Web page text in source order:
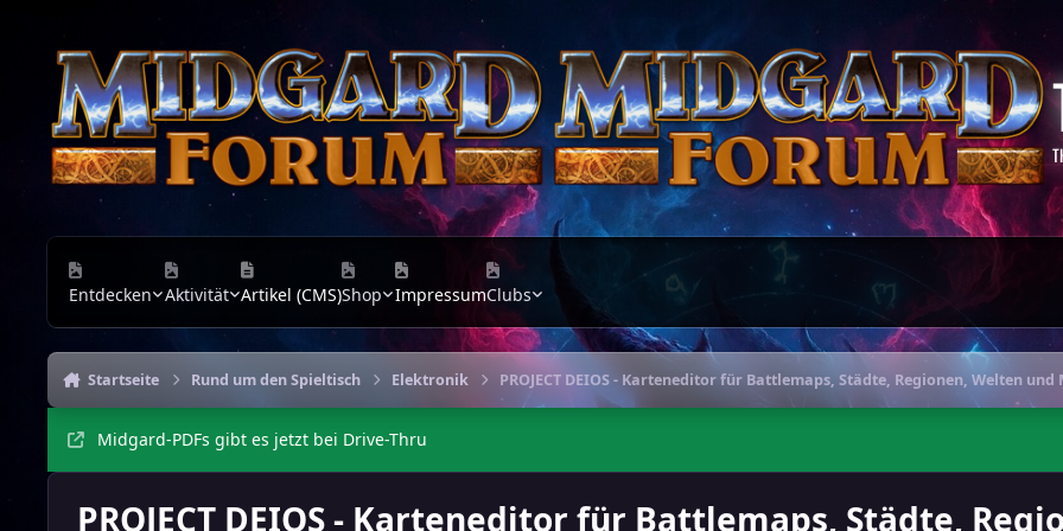
Entdecken Aktivität Artikel (CMS)Shop ImpressumClubs
Startseite Rund um den Spieltisch Elektronik PROJECT DEIOS - Karteneditor für Battlemaps, Städte, Regionen, Welten
Midgard-PDFs gibt es jetzt bei Drive-Thru
PROJECT DEIOS - Karteneditor für Battlemaps, Städte,